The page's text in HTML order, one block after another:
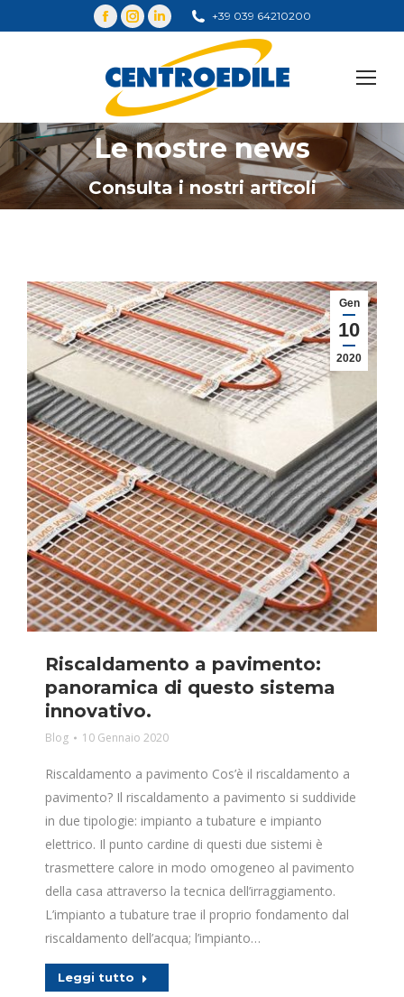
+39 039 64210200
Le nostre news
Consulta i nostri articoli
You are here:
Gen
10
2020
Riscaldamento a pavimento:
panoramica di questo sistema
innovativo.
Blog 10 Gennaio 2020
Riscaldamento a pavimento Cos’è il riscaldamento a
pavimento? Il riscaldamento a pavimento si suddivide
in due tipologie: impianto a tubature e impianto
elettrico. Il punto cardine di questi due sistemi è
trasmettere calore in modo omogeneo al pavimento
della casa attraverso la tecnica dell’irraggiamento.
L’impianto a tubature trae il proprio fondamento dal
riscaldamento dell’acqua; l’impianto…
Leggi tutto